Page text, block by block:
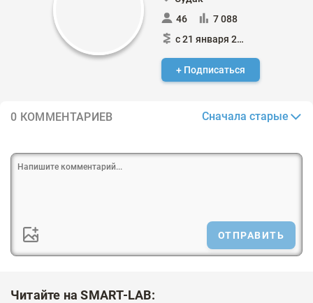
46
7 088
с 21 января 2024
+ Подписаться
0 КОММЕНТАРИЕВ Сначала старые
ОТПРАВИТЬ
Читайте на SMART-LAB: